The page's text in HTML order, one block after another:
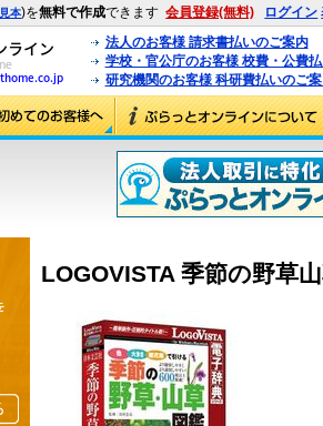
見本)を無料で作成できます 会員登録(無料) ログイン
法人のお客様 請求書払いのご案内
学校・官公庁のお客様 校費・公費
研究機関のお客様 科研費払いのご
LOGOVISTA 季節の野草